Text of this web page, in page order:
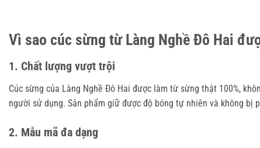
Vì sao cúc sừng từ Làng Nghề Đô Hai
1. Chất lượng vượt trội
Cúc sừng của Làng Nghề Đô Hai được làm từ sừng thật 100%,
người sử dụng. Sản phẩm giữ được độ bóng tự nhiên và không bị
2. Mẫu mã đa dạng